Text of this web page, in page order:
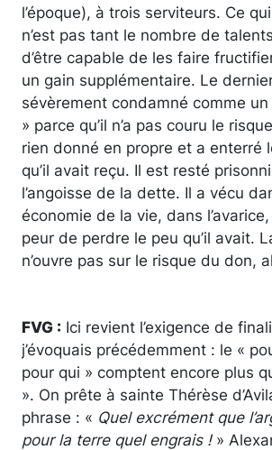
l’époque), à trois serviteurs. Ce
n’est pas tant le nombre de
d’être capable de les faire
un gain supplémentaire. Le
sévèrement condamné comme
» parce qu’il n’a pas couru le
rien donné en propre et a enterré
qu’il avait reçu. Il est resté
l’angoisse de la dette. Il a vécu
économie de la vie, dans
peur de perdre le peu qu’il avait.
n’ouvre pas sur le risque du don,
FVG : Ici revient l’exigence de
j’évoquais précédemment : le «
pour qui » comptent encore plus
». On prête à sainte Thérèse
phrase : « Quel excrément que
pour la terre quel engrais !»